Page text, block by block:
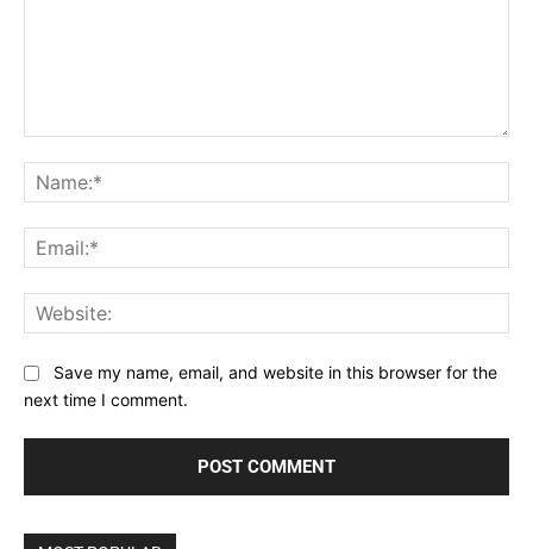
Save my name, email, and website in this browser for the
next time I comment.